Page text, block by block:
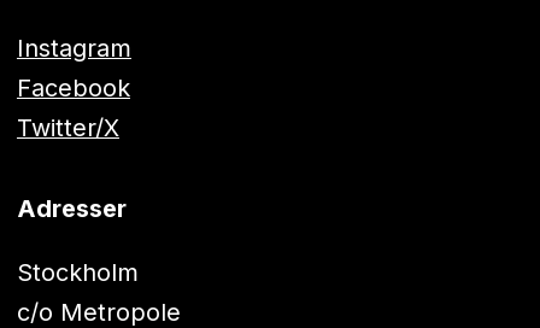
Instagram
Facebook
Twitter/X
Adresser
Stockholm
c/o Metropole